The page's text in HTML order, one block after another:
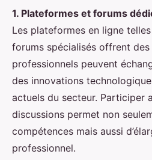
1. Plateformes et forums
Les plateformes en ligne
forums spécialisés offrent des
professionnels peuvent
des innovations
actuels du secteur. Participer
discussions permet non
compétences mais aussi
professionnel.